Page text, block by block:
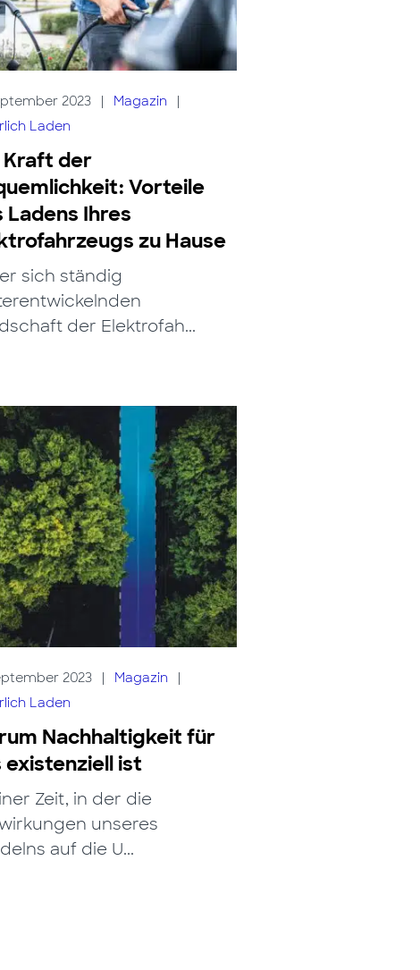
2023 | Magazin|
Laden
Kraft der
Vorteile
Ladens Ihres
zu Hause
sich ständig
der Elektrofah...
2023 | Magazin|
Laden
Nachhaltigkeit für
existenziell ist
Zeit, in der die
unseres
auf die U...